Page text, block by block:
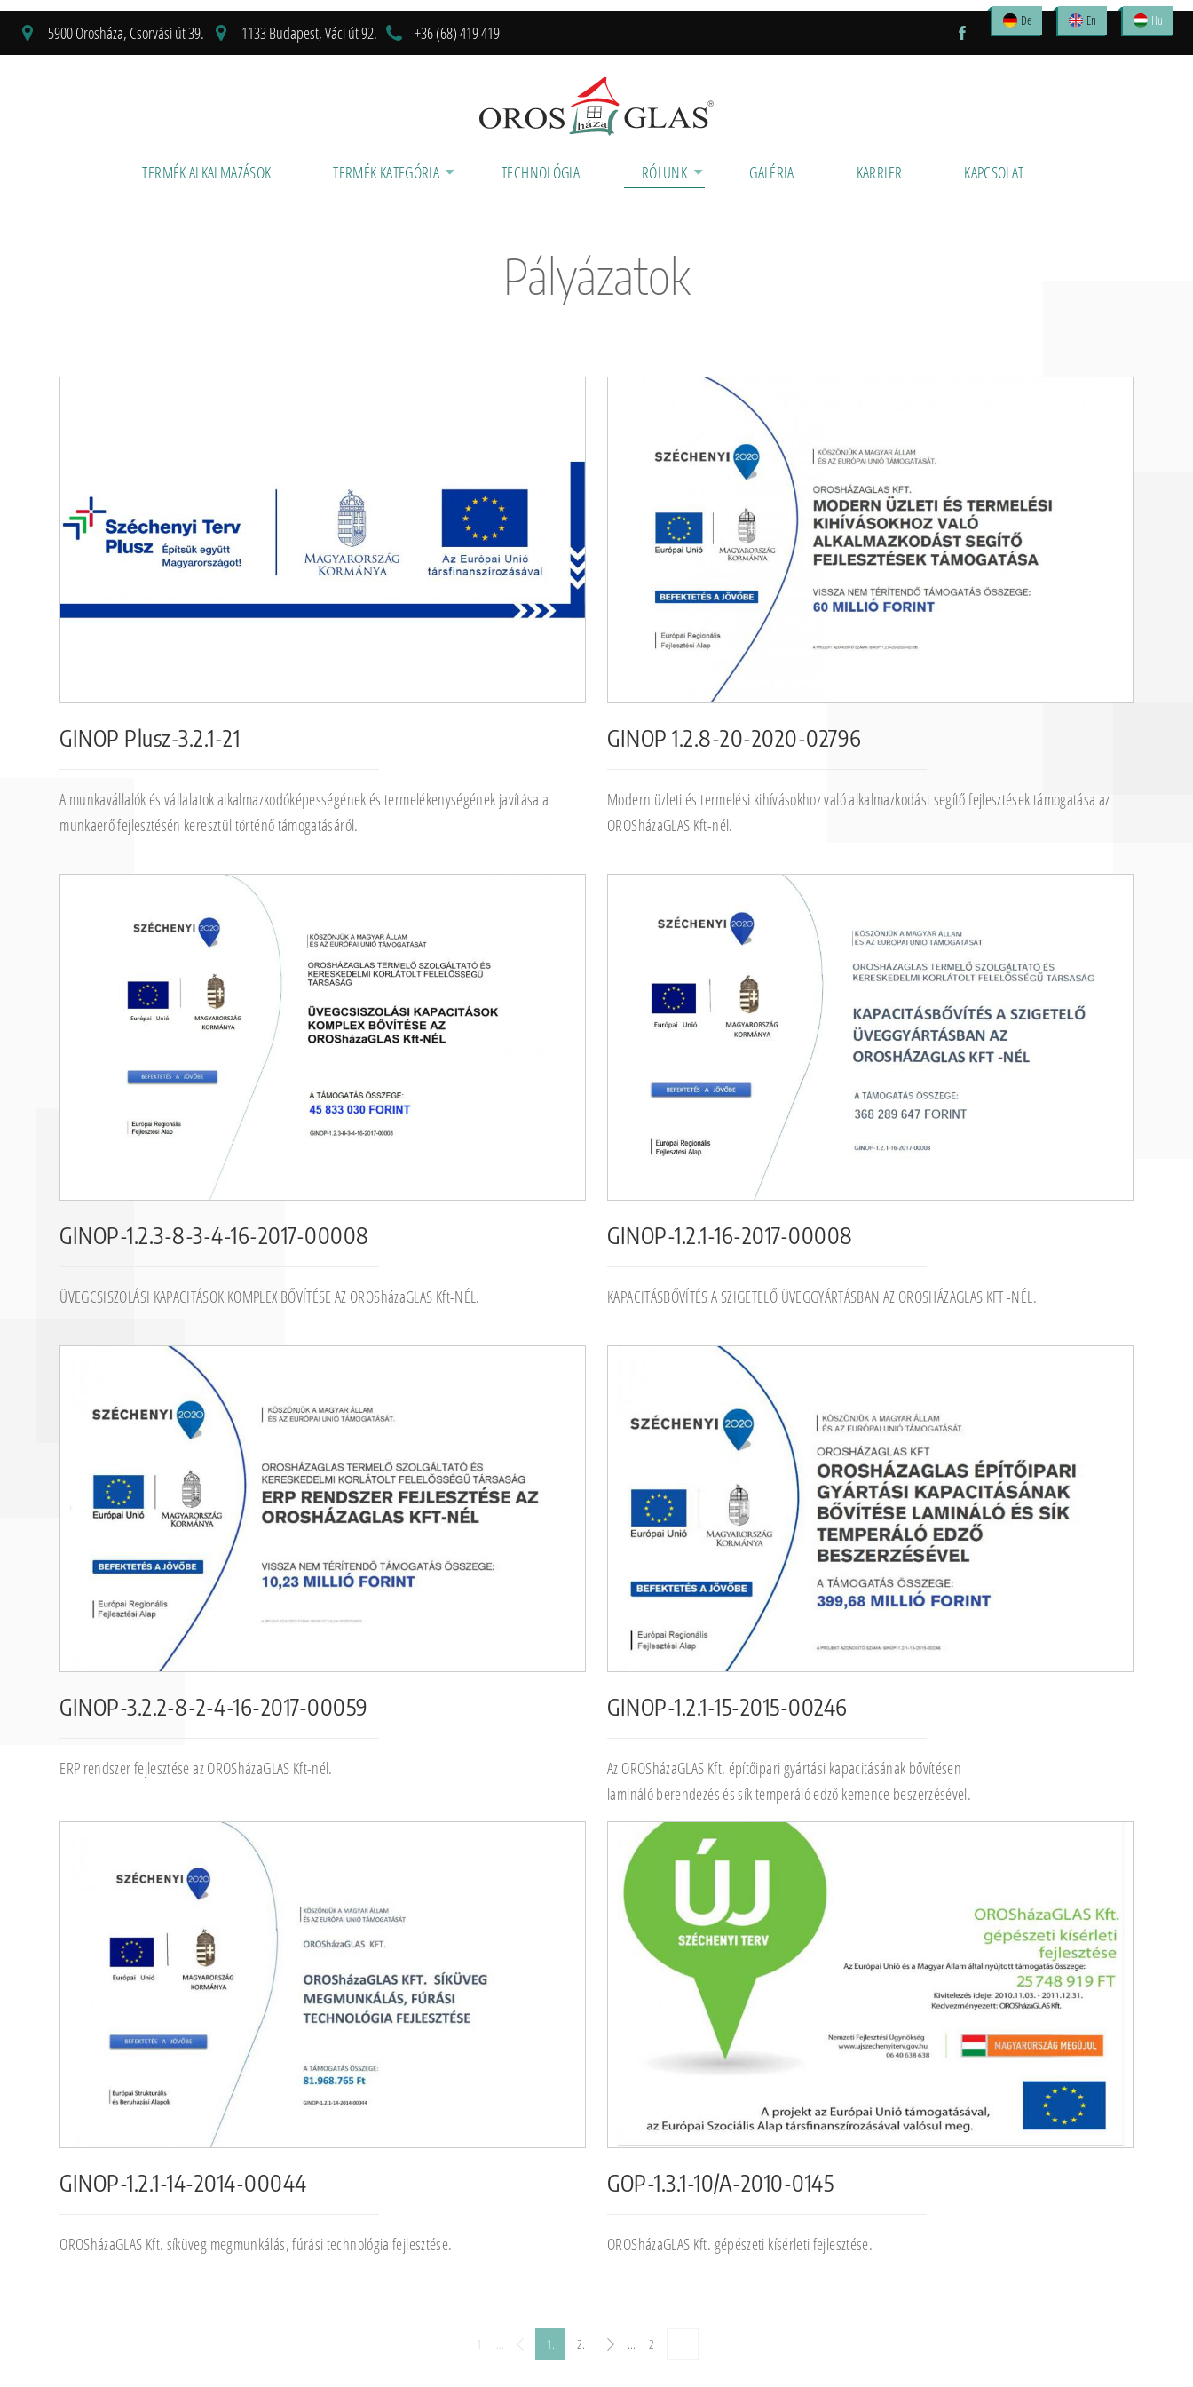
5900 Orosháza, Csorvási út 39. 1133 Budapest, Váci út 92. +36 (68) 419 419
De En Hu
TERMÉK ALKALMAZÁSOK TERMÉK KATEGÓRIA TECHNOLÓGIA RÓLUNK GALÉRIA KARRIER KAPCSOLAT
Pályázatok
GINOP Plusz-3.2.1-21
A munkavállalók és vállalatok alkalmazkodóképességének és termelékenységének javítása a
munkaerő fejlesztésén keresztül történő támogatásáról.
GINOP 1.2.8-20-2020-02796
Modern üzleti és termelési kihívásokhoz való alkalmazkodást segítő fejlesztések támogatása az
OROSházaGLAS Kft-nél.
GINOP-1.2.3-8-3-4-16-2017-00008
ÜVEGCSISZOLÁSI KAPACITÁSOK KOMPLEX BŐVÍTÉSE AZ OROSházaGLAS Kft-NÉL.
GINOP-1.2.1-16-2017-00008
KAPACITÁSBŐVÍTÉS A SZIGETELŐ ÜVEGGYÁRTÁSBAN AZ OROSHÁZAGLAS KFT -NÉL.
GINOP-3.2.2-8-2-4-16-2017-00059
ERP rendszer fejlesztése az OROSházaGLAS Kft-nél.
GINOP-1.2.1-15-2015-00246
Az OROSházaGLAS Kft. építőipari gyártási kapacitásának bővítésen
lamináló berendezés és sík temperáló edző kemence beszerzésével.
GINOP-1.2.1-14-2014-00044
OROSházaGLAS Kft. síküveg megmunkálás, fúrási technológia fejlesztése.
GOP-1.3.1-10/A-2010-0145
OROSházaGLAS Kft. gépészeti kísérleti fejlesztése.
1 ... 1. 2. ... 2